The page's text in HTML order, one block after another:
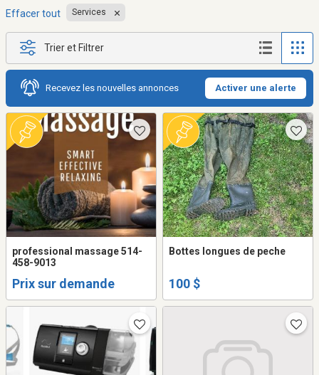
Effacer tout Services
Trier et Filtrer
Recevez les nouvelles annonces Activer une alerte
professional massage 514-
458-9013
Prix sur demande
Bottes longues de peche
100 $